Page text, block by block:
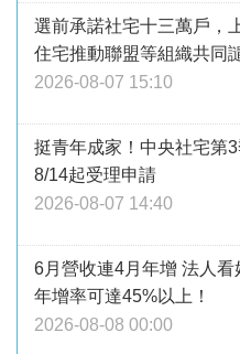
選前承諾社宅十三萬戶，
住宅推動聯盟等組織共同
2026-08-07 15:10
挺青年成家！中央社宅第
8/14起受理申請
2026-08-07 14:40
6月營收連4月年增 法人
年增率可達45%以上！
2026-08-08 00:00